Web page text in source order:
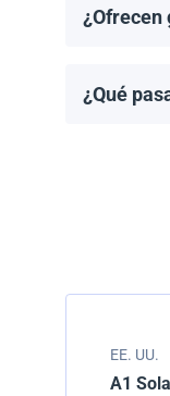
¿Ofrecen
¿Qué
EE. UU.
A1